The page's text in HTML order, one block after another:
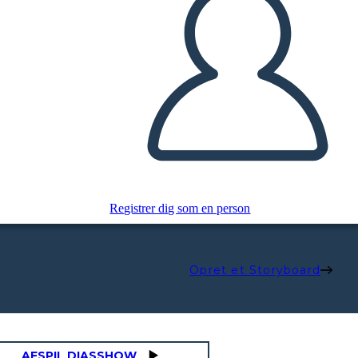
Registrer dig som en person
Opret et Storyboard